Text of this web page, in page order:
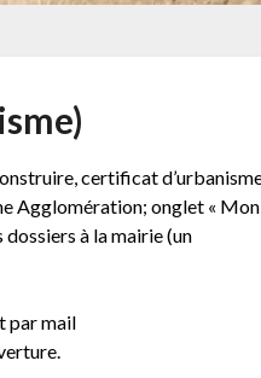
certificat
Agglomération; onglet « Mon
à la mairie (un
par mail